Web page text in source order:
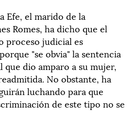
Efe, el marido de la
Romes, ha dicho que el
proceso judicial es
"se obvia" la sentencia
dio amparo a su mujer,
No obstante, ha
luchando para que
de este tipo no se